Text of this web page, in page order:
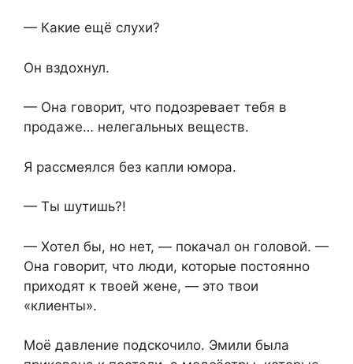
— Какие ещё слухи?
Он вздохнул.
— Она говорит, что подозревает тебя в
продаже… нелегальных веществ.
Я рассмеялся без капли юмора.
— Ты шутишь?!
— Хотел бы, но нет, — покачал он головой. —
Она говорит, что люди, которые постоянно
приходят к твоей жене, — это твои
«клиенты».
Моё давление подскочило. Эмили была